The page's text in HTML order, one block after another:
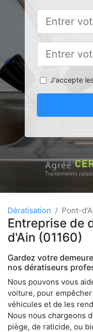
J'accepte
Dératisation Pont-
Entreprise de
d'Ain (01160)
Gardez votre
nos dératiseurs
Nous pouvons vous
voiture, pour
véhicules et de les
Nous nous chargeons
piège, de raticide, ou